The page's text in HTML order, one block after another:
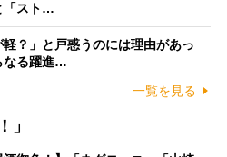
「スト…
？」と戸惑うのには理由があっ
なる躍進…
一覧を見る
」